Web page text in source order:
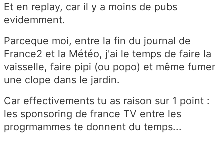
Et en replay, car il y a moins de pubs
evidemment.
Parceque moi, entre la fin du journal de
France2 et la Météo, j'ai le temps de faire la
vaisselle, faire pipi (ou popo) et même fumer
une clope dans le jardin.
Car effectivements tu as raison sur 1 point :
les sponsoring de france TV entre les
progrmammes te donnent du temps...